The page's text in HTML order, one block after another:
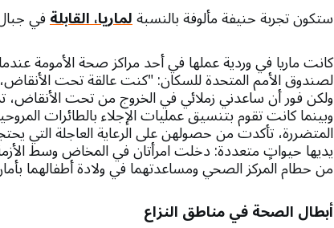
ستكون تجربة حنيفة مألوفة بالنسبةلماريا، القابلةفي
كانت ماريا في وردية عملها في أحد مراكز صحة الأمومة
لصندوق الأمم المتحدة للسكان: "كنت عالقة تحت
ولكن فور أن ساعدني زملائي في الخروج من تحت الأنقاض،
وبينما كانت تقوم بتنسيق عمليات الإجلاء بالطائرات
المتضررة، تأكدت من حصولهن على الرعاية العاجلة التي
يديها حيواتٍ متعددة: دخلت امرأتان في المخاض وسط
من حطام المركز الصحي ومساعدتهما في ولادة أطفالهما
أبطال الصحة في مناطق النزاع